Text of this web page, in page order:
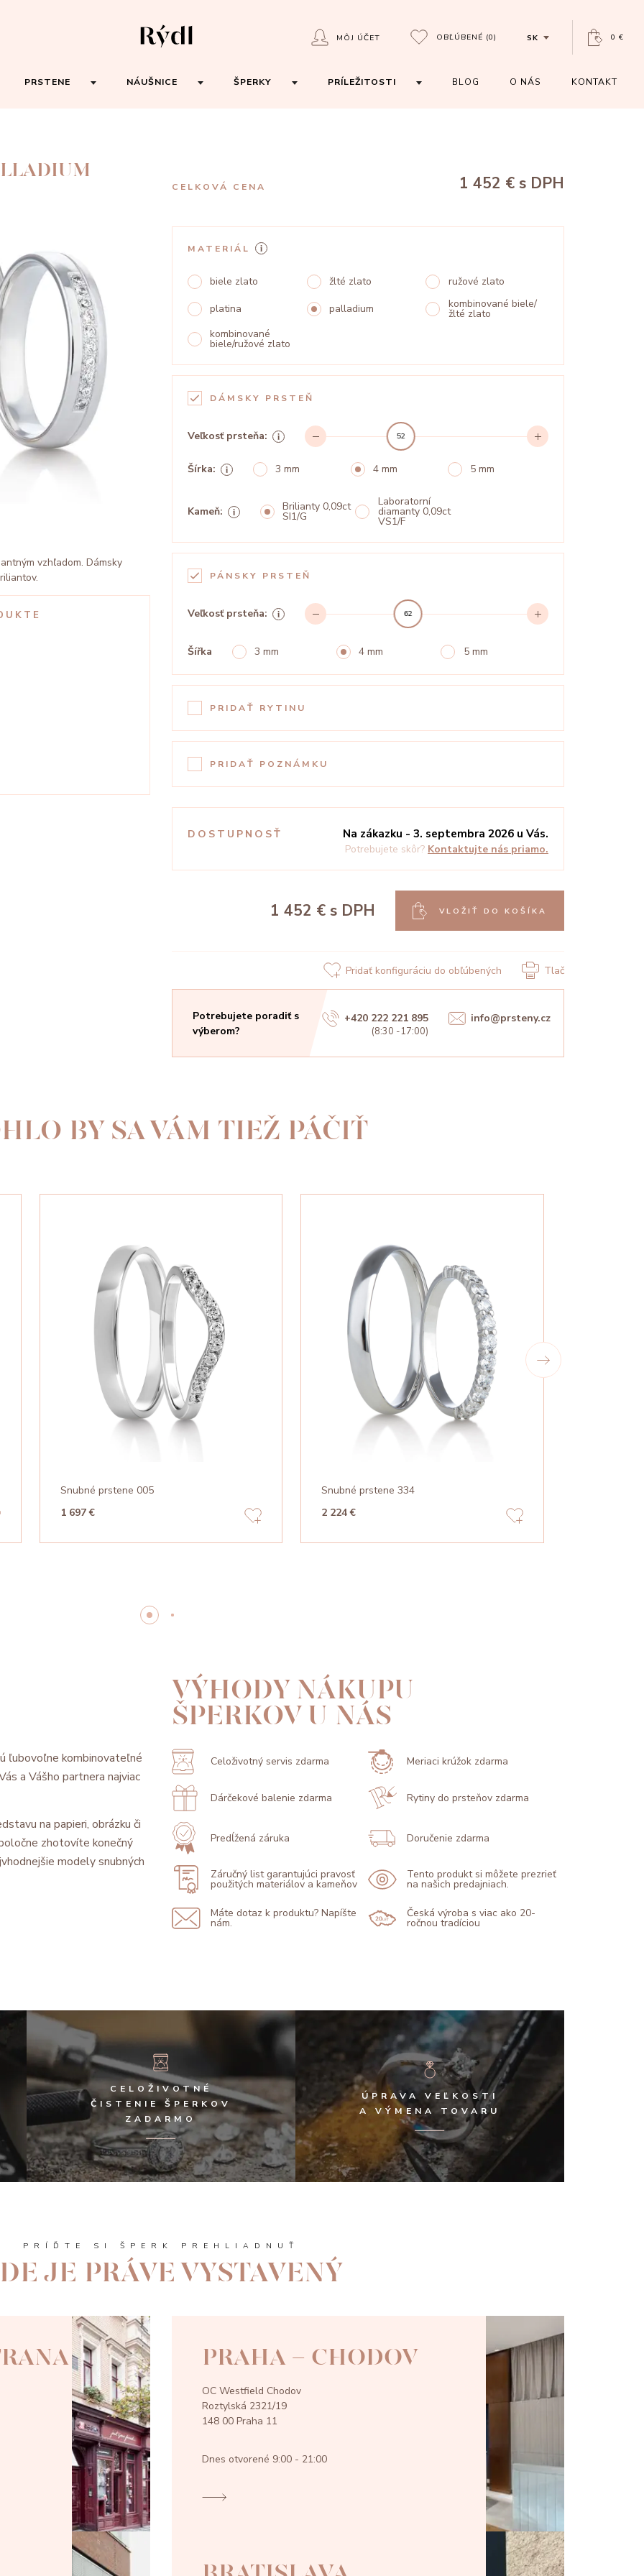
MÔJ ÚČET OBĽÚBENÉ (0) SK 0 €
PRSTENE NÁUŠNICE ŠPERKY PRÍLEŽITOSTI BLOG O NÁS KONTAKT
vzhľadom. Dámsky
CELKOVÁ CENA 1 452 € s DPH
MATERIÁL
biele zlato žlté zlato
ružové zlato
platina
palladium kombinované biele/
žlté zlato
kombinované
biele/ružové zlato
DÁMSKY PRSTEŇ
Veľkosť prsteňa: 52
Šírka: 3 mm 4 mm 5 mm
Kameň: Brilianty 0,09ct
SI1/G
Laboratorní
diamanty 0,09ct
VS1/F
PÁNSKY PRSTEŇ
Veľkosť prsteňa: 62
Šířka 3 mm 4 mm 5 mm
PRIDAŤ RYTINU
PRIDAŤ POZNÁMKU
DOSTUPNOSŤ Na zákazku - 3. septembra 2026 u Vás.
Potrebujete skôr? Kontaktujte nás priamo.
1 452 € s DPH VLOŽIŤ DO KOŠÍKA
Pridať konfiguráciu do obľúbených Tlač
Potrebujete poradiť s
výberom?
+420 222 221 895
(8:30 -17:00)
info@prsteny.cz
BY SA VÁM TIEŽ PÁČIŤ
Snubné prstene 005
1 697 €
Snubné prstene 334
2 224 €
ľubovoľne kombinovateľné
a Vášho partnera najviac
na papieri, obrázku či
zhotovíte konečný
modely snubných
VÝHODY NÁKUPU
ŠPERKOV U NÁS
Celoživotný servis zdarma Meriaci krúžok zdarma
Dárčekové balenie zdarma Rytiny do prsteňov zdarma
Predĺžená záruka Doručenie zdarma
Záručný list garantujúci pravosť
použitých materiálov a kameňov
Tento produkt si môžete prezrieť
na našich predajniach.
Máte dotaz k produktu? Napíšte
nám.
Česká výroba s viac ako 20-
ročnou tradíciou
CELOŽIVOTNÉ
ČISTENIE ŠPERKOV
ZADARMO
ÚPRAVA VEĽKOSTI
A VÝMENA TOVARU
PRÍĎTE SI ŠPERK PREHLIADNUŤ
JE PRÁVE VYSTAVENÝ
PRAHA - CHODOV
OC Westfield Chodov
Roztylská 2321/19
148 00 Praha 11
Dnes otvorené 9:00 - 21:00